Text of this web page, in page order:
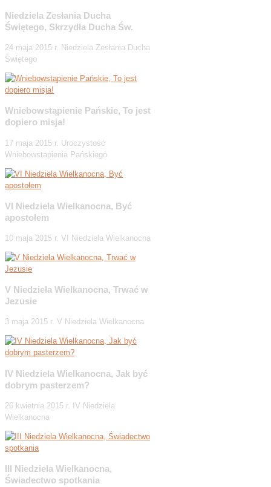
Niedziela Zesłania Ducha
Świętego, Skrzydła Ducha Św.
24 maja 2015 r. Niedziela Zesłania Ducha
Świętego
Wniebowstąpienie Pańskie, To jest
dopiero misja!
17 maja 2015 r. Uroczystość
Wniebowstapienia Pańskiego
VI Niedziela Wielkanocna, Być
apostołem
10 maja 2015 r. VI Niedziela Wielkanocna
V Niedziela Wielkanocna, Trwać w
Jezusie
3 maja 2015 r. V Niedziela Wielkanocna
IV Niedziela Wielkanocna, Jak być
dobrym pasterzem?
26 kwietnia 2015 r. IV Niedziela
Wielkanocna
III Niedziela Wielkanocna,
Świadectwo spotkania